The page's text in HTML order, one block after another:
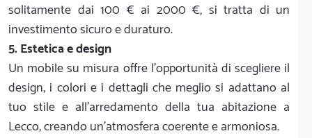
solitamente dai 100 € ai 2000 €, si tratta di un
investimento sicuro e duraturo.
5. Estetica e design
Un mobile su misura offre l'opportunità di scegliere il
design, i colori e i dettagli che meglio si adattano al
tuo stile e all'arredamento della tua abitazione a
Lecco, creando un'atmosfera coerente e armoniosa.